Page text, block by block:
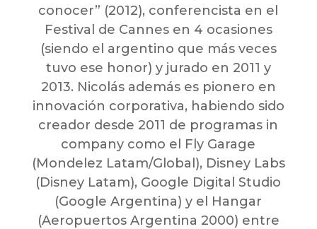
conocer” (2012), conferencista en el
Festival de Cannes en 4 ocasiones
(siendo el argentino que más veces
tuvo ese honor) y jurado en 2011 y
2013. Nicolás además es pionero en
innovación corporativa, habiendo sido
creador desde 2011 de programas in
company como el Fly Garage
(Mondelez Latam/Global), Disney Labs
(Disney Latam), Google Digital Studio
(Google Argentina) y el Hangar
(Aeropuertos Argentina 2000) entre